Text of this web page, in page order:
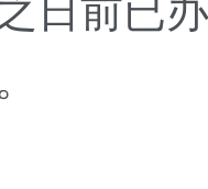
日前已